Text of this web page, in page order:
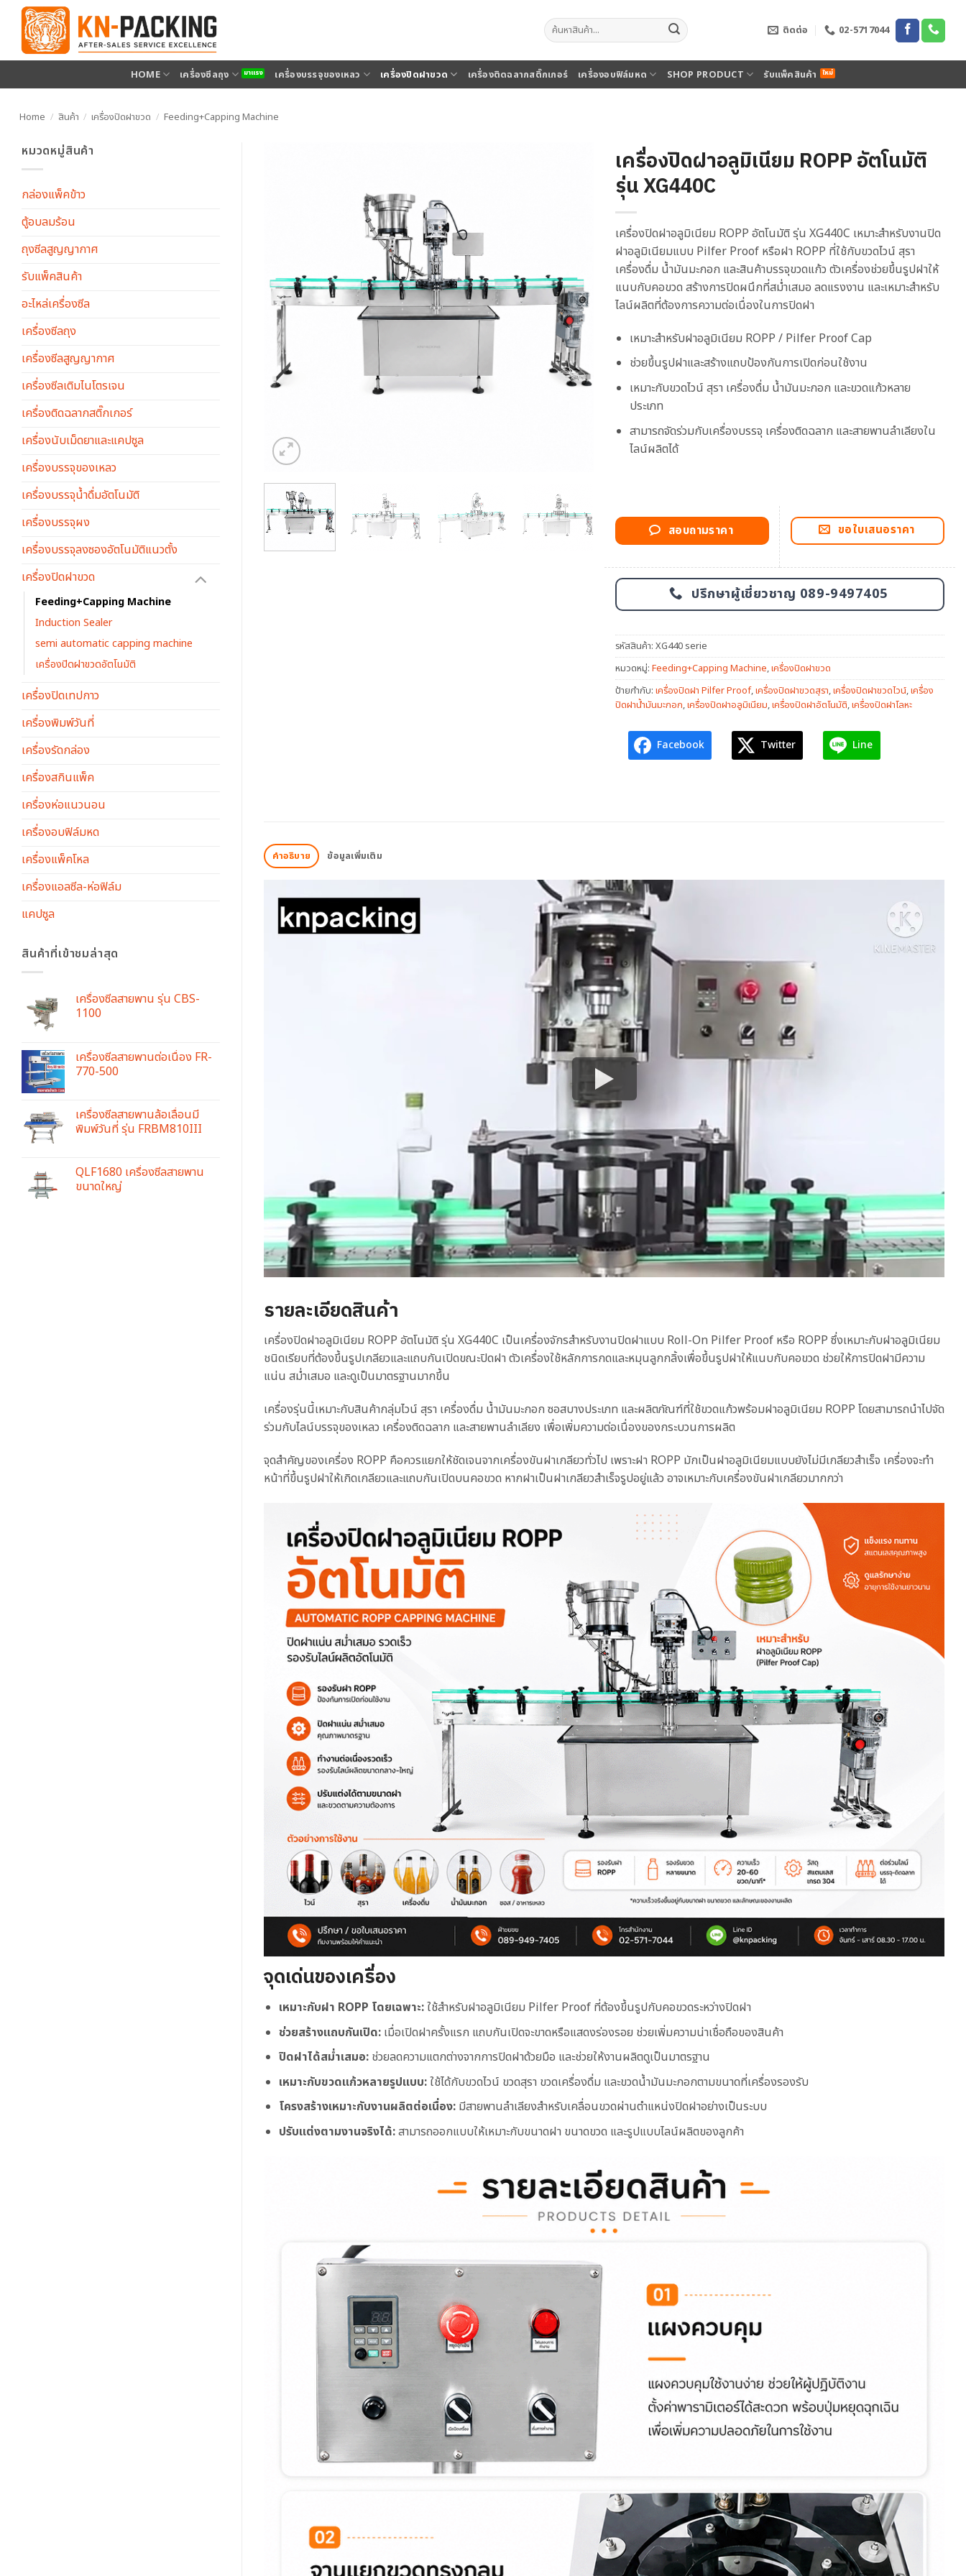
เนื้อหา
ค้นหา: ติดต่อ 02-5717044
HOME เครื่องซีลถุง เครื่องบรรจุของเหลว เครื่องปิดฝาขวด เครื่องติดฉลากสติ๊กเกอร์ เครื่องอบฟิล์มหด SHOP PRODUCT รับแพ็คสินค้า
Home / สินค้า / เครื่องปิดฝาขวด / Feeding+Capping Machine
หมวดหมู่สินค้า
กล่องแพ็คข้าว
ตู้อบลมร้อน
ถุงซีลสูญญากาศ
รับแพ็คสินค้า
อะไหล่เครื่องซีล
เครื่องซีลถุง
เครื่องซีลสูญญากาศ
เครื่องซีลเติมไนโตรเจน
เครื่องติดฉลากสติ๊กเกอร์
เครื่องนับเม็ดยาและแคปซูล
เครื่องบรรจุของเหลว
เครื่องบรรจุน้ำดื่มอัตโนมัติ
เครื่องบรรจุผง
เครื่องบรรจุลงซองอัตโนมัติแนวตั้ง
เครื่องปิดฝาขวด
Feeding+Capping Machine
Induction Sealer
semi automatic capping machine
เครื่องปิดฝาขวดอัตโนมัติ
เครื่องปิดเทปกาว
เครื่องพิมพ์วันที่
เครื่องรัดกล่อง
เครื่องสกินแพ็ค
เครื่องห่อแนวนอน
เครื่องอบฟิล์มหด
เครื่องแพ็คโหล
เครื่องแอลซีล-ห่อฟิล์ม
แคปซูล
สินค้าที่เข้าชมล่าสุด
เครื่องซีลสายพาน รุ่น CBS-
1100
เครื่องซีลสายพานต่อเนื่อง FR-
770-500
เครื่องซีลสายพานล้อเลื่อนมี
พิมพ์วันที่ รุ่น FRBM810III
QLF1680 เครื่องซีลสายพาน
ขนาดใหญ่
เครื่องปิดฝาอลูมิเนียม ROPP อัตโนมัติ
รุ่น XG440C
เครื่องปิดฝาอลูมิเนียม ROPP อัตโนมัติ รุ่น XG440C เหมาะสำหรับงานปิด
ฝาอลูมิเนียมแบบ Pilfer Proof หรือฝา ROPP ที่ใช้กับขวดไวน์ สุรา
เครื่องดื่ม น้ำมันมะกอก และสินค้าบรรจุขวดแก้ว ตัวเครื่องช่วยขึ้นรูปฝาให้
แนบกับคอขวด สร้างการปิดผนึกที่สม่ำเสมอ ลดแรงงาน และเหมาะสำหรับ
ไลน์ผลิตที่ต้องการความต่อเนื่องในการปิดฝา
เหมาะสำหรับฝาอลูมิเนียม ROPP / Pilfer Proof Cap
ช่วยขึ้นรูปฝาและสร้างแถบป้องกันการเปิดก่อนใช้งาน
เหมาะกับขวดไวน์ สุรา เครื่องดื่ม น้ำมันมะกอก และขวดแก้วหลาย
ประเภท
สามารถจัดร่วมกับเครื่องบรรจุ เครื่องติดฉลาก และสายพานลำเลียงใน
ไลน์ผลิตได้
สอบถามราคา ขอใบเสนอราคา
ปรึกษาผู้เชี่ยวชาญ 089-9497405
รหัสสินค้า: XG440 serie
หมวดหมู่: Feeding+Capping Machine,เครื่องปิดฝาขวด
ป้ายกำกับ: เครื่องปิดฝา Pilfer Proof,เครื่องปิดฝาขวดสุรา,เครื่องปิดฝาขวดไวน์,เครื่อง
ปิดฝาน้ำมันมะกอก,เครื่องปิดฝาอลูมิเนียม,เครื่องปิดฝาอัตโนมัติ,เครื่องปิดฝาโลหะ
Facebook Twitter Line
คำอธิบาย ข้อมูลเพิ่มเติม
รายละเอียดสินค้า
เครื่องปิดฝาอลูมิเนียม ROPP อัตโนมัติ รุ่น XG440C เป็นเครื่องจักรสำหรับงานปิดฝาแบบ Roll-On Pilfer Proof หรือ ROPP ซึ่งเหมาะกับฝาอลูมิเนียม
ชนิดเรียบที่ต้องขึ้นรูปเกลียวและแถบกันเปิดขณะปิดฝา ตัวเครื่องใช้หลักการกดและหมุนลูกกลิ้งเพื่อขึ้นรูปฝาให้แนบกับคอขวด ช่วยให้การปิดฝามีความ
แน่น สม่ำเสมอ และดูเป็นมาตรฐานมากขึ้น
เครื่องรุ่นนี้เหมาะกับสินค้ากลุ่มไวน์ สุรา เครื่องดื่ม น้ำมันมะกอก ซอสบางประเภท และผลิตภัณฑ์ที่ใช้ขวดแก้วพร้อมฝาอลูมิเนียม ROPP โดยสามารถนำไปจัด
ร่วมกับไลน์บรรจุของเหลว เครื่องติดฉลาก และสายพานลำเลียง เพื่อเพิ่มความต่อเนื่องของกระบวนการผลิต
จุดสำคัญของเครื่อง ROPP คือควรแยกให้ชัดเจนจากเครื่องขันฝาเกลียวทั่วไป เพราะฝา ROPP มักเป็นฝาอลูมิเนียมแบบยังไม่มีเกลียวสำเร็จ เครื่องจะทำ
หน้าที่ขึ้นรูปฝาให้เกิดเกลียวและแถบกันเปิดบนคอขวด หากฝาเป็นฝาเกลียวสำเร็จรูปอยู่แล้ว อาจเหมาะกับเครื่องขันฝาเกลียวมากกว่า
จุดเด่นของเครื่อง
เหมาะกับฝา ROPP โดยเฉพาะ:ใช้สำหรับฝาอลูมิเนียม Pilfer Proof ที่ต้องขึ้นรูปกับคอขวดระหว่างปิดฝา
ช่วยสร้างแถบกันเปิด:เมื่อเปิดฝาครั้งแรก แถบกันเปิดจะขาดหรือแสดงร่องรอย ช่วยเพิ่มความน่าเชื่อถือของสินค้า
ปิดฝาได้สม่ำเสมอ:ช่วยลดความแตกต่างจากการปิดฝาด้วยมือ และช่วยให้งานผลิตดูเป็นมาตรฐาน
เหมาะกับขวดแก้วหลายรูปแบบ:ใช้ได้กับขวดไวน์ ขวดสุรา ขวดเครื่องดื่ม และขวดน้ำมันมะกอกตามขนาดที่เครื่องรองรับ
โครงสร้างเหมาะกับงานผลิตต่อเนื่อง:มีสายพานลำเลียงสำหรับเคลื่อนขวดผ่านตำแหน่งปิดฝาอย่างเป็นระบบ
ปรับแต่งตามงานจริงได้:สามารถออกแบบให้เหมาะกับขนาดฝา ขนาดขวด และรูปแบบไลน์ผลิตของลูกค้า